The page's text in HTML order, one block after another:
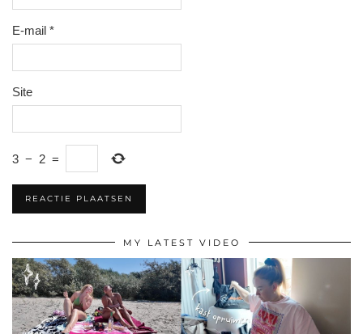
E-mail *
Site
3 − 2 =
MY LATEST VIDEO